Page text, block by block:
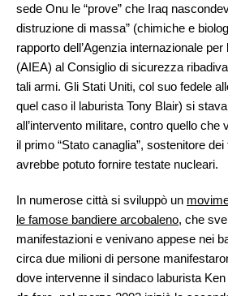
sede Onu le “prove” che Iraq
distruzione di massa” (chimiche e
rapporto dell’Agenzia internazionale per
(AIEA) al Consiglio di sicurezza
tali armi. Gli Stati Uniti, col suo fedele
quel caso il laburista Tony Blair) si
all’intervento militare, contro quello che
il primo “Stato canaglia”, sostenitore
avrebbe potuto fornire testate nucleari.
In numerose città si sviluppò un
le famose bandiere arcobaleno, che
manifestazioni e venivano appese nei
circa due milioni di persone
dove intervenne il sindaco laburista